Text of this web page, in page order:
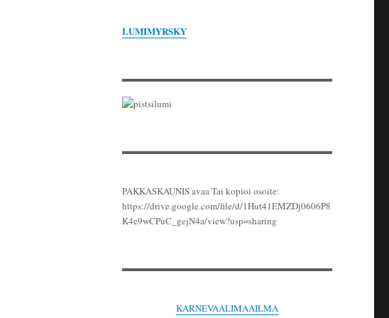
LUMIMYRSKY
PAKKASKAUNIS avaa Tai kopioi osoite:
https://drive.google.com/file/d/1Hut41EMZDj0606P8
K4e9wCPuC_gejN4a/view?usp=sharing
KARNEVAALIMAAILMA